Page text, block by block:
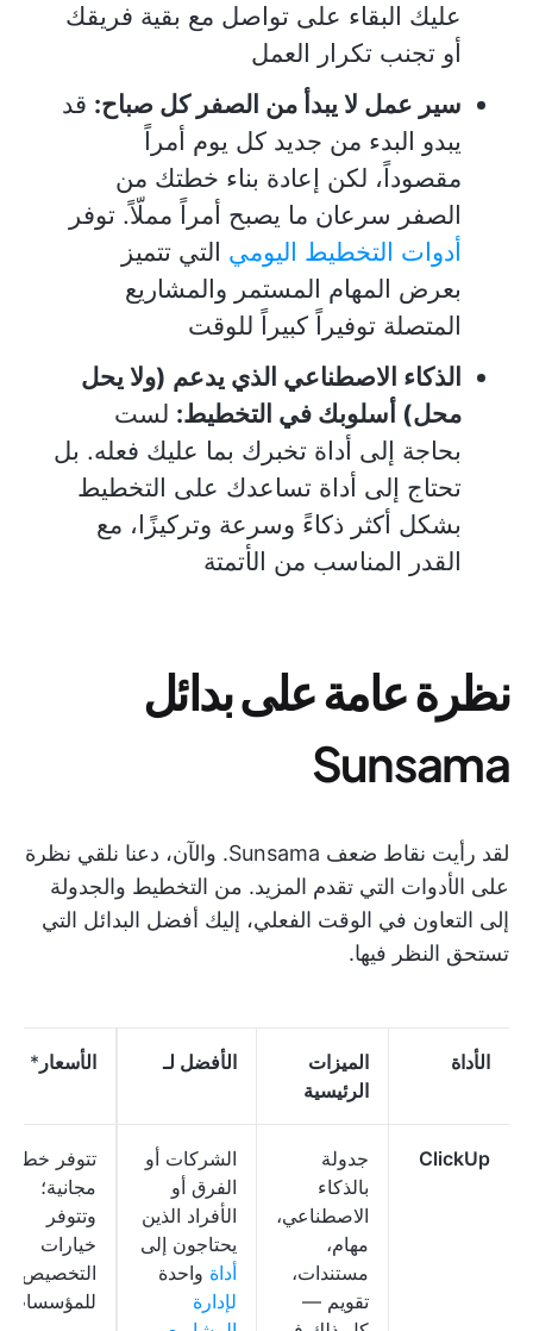
عليك البقاء على تواصل مع بقية فريقك
أو تجنب تكرار العمل
سير عمل لا يبدأ من الصفر كل صباح: قد
يبدو البدء من جديد كل يوم أمراً
مقصوداً، لكن إعادة بناء خطتك من
الصفر سرعان ما يصبح أمراً مملّاً. توفر
أدوات التخطيط اليومي التي تتميز
بعرض المهام المستمر والمشاريع
المتصلة توفيراً كبيراً للوقت
الذكاء الاصطناعي الذي يدعم (ولا يحل
محل) أسلوبك في التخطيط: لست
بحاجة إلى أداة تخبرك بما عليك فعله. بل
تحتاج إلى أداة تساعدك على التخطيط
بشكل أكثر ذكاءً وسرعة وتركيزًا، مع
القدر المناسب من الأتمتة
نظرة عامة على بدائل
Sunsama
لقد رأيت نقاط ضعف Sunsama. والآن، دعنا نلقي نظرة
على الأدوات التي تقدم المزيد. من التخطيط والجدولة
إلى التعاون في الوقت الفعلي، إليك أفضل البدائل التي
تستحق النظر فيها.
الأداة
الميزات
الرئيسية
الأفضل لـ الأسعار *
ClickUp
جدولة
بالذكاء
الاصطناعي،
مهام،
مستندات،
تقويم —
الشركات أو
الفرق أو
الأفراد الذين
يحتاجون إلى
أداة واحدة
لإدارة
تتوفر خطة
مجانية؛
وتتوفر
خيارات
التخصيص
للمؤسسات